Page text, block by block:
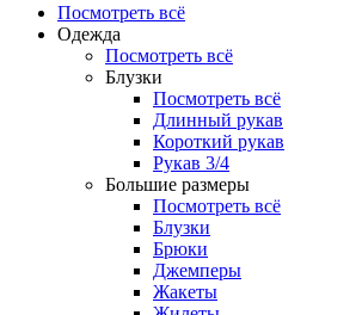
Посмотреть всё
Одежда
Посмотреть всё
Блузки
Посмотреть всё
Длинный рукав
Короткий рукав
Рукав 3/4
Большие размеры
Посмотреть всё
Блузки
Брюки
Джемперы
Жакеты